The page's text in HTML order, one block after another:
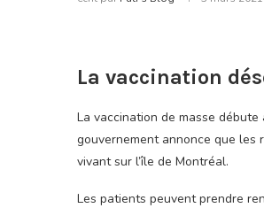
La vaccination
La vaccination de masse
gouvernement annonce que les
vivant sur l’île de Montréal.
Les patients peuvent prendre